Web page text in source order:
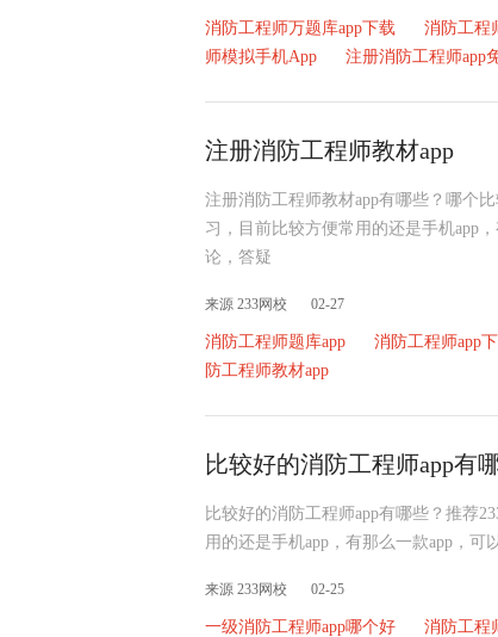
消防工程师万题库app下载 消防工程
师模拟手机App
注册消防工程师app
注册消防工程师教材app
注册消防工程师教材app有哪些？哪个
习，目前比较方便常用的还是手机app
论，答疑
来源 233网校 02-27
消防工程师题库app 消防工程师app
防工程师教材app
比较好的消防工程师app有
比较好的消防工程师app有哪些？推荐
用的还是手机app，有那么一款app，
来源 233网校 02-25
一级消防工程师app哪个好 消防工程